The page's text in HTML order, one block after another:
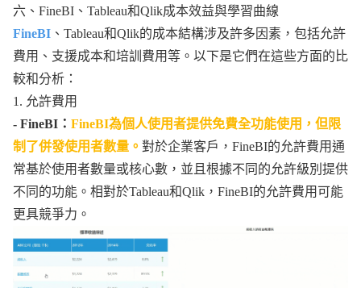
六、FineBI、Tableau和Qlik成本效益與學習曲線
FineBI 、Tableau和Qlik的成本結構涉及許多因素，包括允許
費用、支援成本和培訓費用等。以下是它們在這些方面的比
較和分析：
1. 允許費用
- FineBI： FineBI為個人使用者提供免費全功能使用，但限
制了併發使用者數量。 對於企業客戶，FineBI的允許費用通
常基於使用者數量或核心數，並且根據不同的允許級別提供
不同的功能。相對於Tableau和Qlik，FineBI的允許費用可能
更具競爭力。